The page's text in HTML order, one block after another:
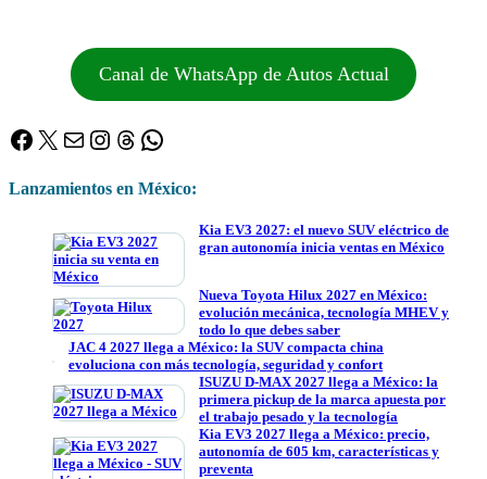
Canal de WhatsApp de Autos Actual
Facebook
X Correo electrónico
Instagram
Threads
WhatsApp
Lanzamientos en México:
Kia EV3 2027: el nuevo SUV eléctrico de
gran autonomía inicia ventas en México
Nueva Toyota Hilux 2027 en México:
evolución mecánica, tecnología MHEV y
todo lo que debes saber
JAC 4 2027 llega a México: la SUV compacta china
evoluciona con más tecnología, seguridad y confort
ISUZU D-MAX 2027 llega a México: la
primera pickup de la marca apuesta por
el trabajo pesado y la tecnología
Kia EV3 2027 llega a México: precio,
autonomía de 605 km, características y
preventa